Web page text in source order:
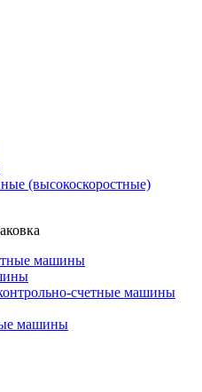
(высокоскоростные)
машины
счетные машины
машины